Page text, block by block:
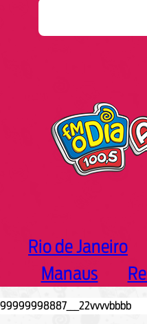
Rio de Janeiro
Manaus